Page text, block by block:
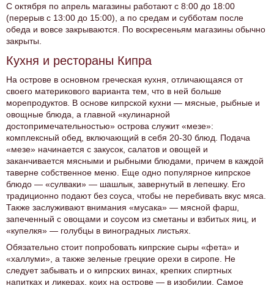
С октября по апрель магазины работают с 8:00 до 18:00
(перерыв с 13:00 до 15:00), а по средам и субботам после
обеда и вовсе закрываются. По воскресеньям магазины обычно
закрыты.
Кухня и рестораны Кипра
На острове в основном греческая кухня, отличающаяся от
своего материкового варианта тем, что в ней больше
морепродуктов. В основе кипрской кухни — мясные, рыбные и
овощные блюда, а главной «кулинарной
достопримечательностью» острова служит «мезе»:
комплексный обед, включающий в себя 20-30 блюд. Подача
«мезе» начинается с закусок, салатов и овощей и
заканчивается мясными и рыбными блюдами, причем в каждой
таверне собственное меню. Еще одно популярное кипрское
блюдо — «сулваки» — шашлык, завернутый в лепешку. Его
традиционно подают без соуса, чтобы не перебивать вкус мяса.
Также заслуживают внимания «мусака» — мясной фарш,
запеченный с овощами и соусом из сметаны и взбитых яиц, и
«купелкя» — голубцы в виноградных листьях.
Обязательно стоит попробовать кипрские сыры «фета» и
«халлуми», а также зеленые грецкие орехи в сиропе. Не
следует забывать и о кипрских винах, крепких спиртных
напитках и ликерах, коих на острове — в изобилии. Самое